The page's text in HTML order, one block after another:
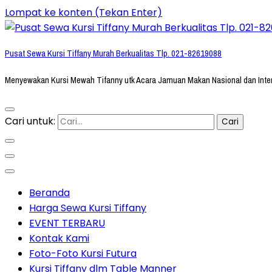
Lompat ke konten (Tekan Enter)
Pusat Sewa Kursi Tiffany Murah Berkualitas Tlp. 021-82619088
Menyewakan Kursi Mewah Tifanny utk Acara Jamuan Makan Nasional dan
Cari untuk:
Beranda
Harga Sewa Kursi Tiffany
EVENT TERBARU
Kontak Kami
Foto-Foto Kursi Futura
Kursi Tiffany dlm Table Manner